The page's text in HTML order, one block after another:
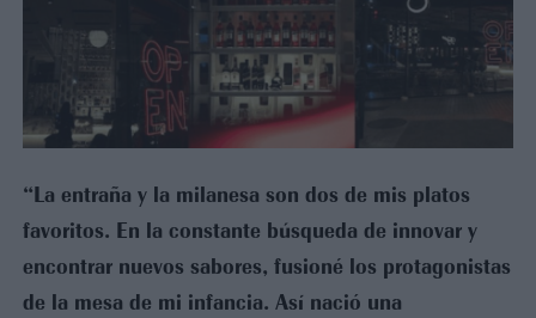
“La entraña y la milanesa son dos de mis platos
favoritos. En la constante búsqueda de innovar y
encontrar nuevos sabores, fusioné los protagonistas
de la mesa de mi infancia. Así nació una